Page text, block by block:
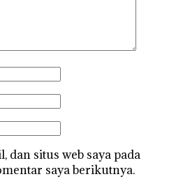
dan situs web saya pada
saya berikutnya.